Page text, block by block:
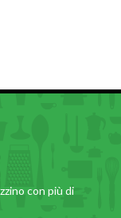
con più di